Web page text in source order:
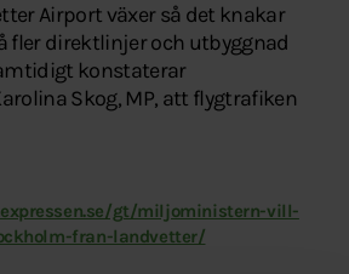
Airport växer så det knakar
fler direktlinjer och utbyggnad
konstaterar
Skog, MP, att flygtrafiken
gt/miljoministern-vill-
fran-landvetter/